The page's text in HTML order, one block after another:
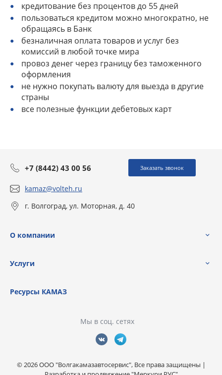
кредитование без процентов до 55 дней
пользоваться кредитом можно многократно, не
обращаясь в Банк
безналичная оплата товаров и услуг без
комиссий в любой точке мира
провоз денег через границу без таможенного
оформления
не нужно покупать валюту для выезда в другие
страны
все полезные функции дебетовых карт
+7 (8442) 43 00 56 Заказать звонок
kamaz@volteh.ru
г. Волгоград, ул. Моторная, д. 40
О компании
Услуги
Ресурсы КАМАЗ
Мы в соц. сетях
© 2026 ООО "Волгакамазавтосервис", Все права защищены |